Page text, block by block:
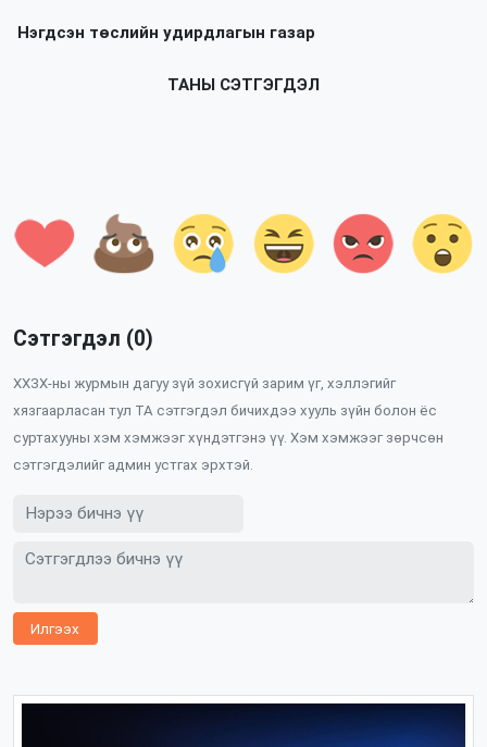
Нэгдсэн төслийн удирдлагын газар
ТАНЫ СЭТГЭГДЭЛ
Сэтгэгдэл (0)
ХХЗХ-ны журмын дагуу зүй зохисгүй зарим үг, хэллэгийг
хязгаарласан тул ТА сэтгэгдэл бичихдээ хууль зүйн болон ёс
суртахууны хэм хэмжээг хүндэтгэнэ үү. Хэм хэмжээг зөрчсөн
сэтгэгдэлийг админ устгах эрхтэй.
Илгээх